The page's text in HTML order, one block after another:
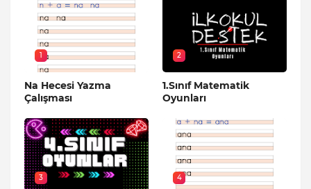
1
Na Hecesi Yazma
Çalışması
2
1.Sınıf Matematik
Oyunları
3 4